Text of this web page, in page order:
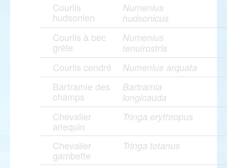
Courlis
hudsonien
Numenius
hudsonicus
Courlis à bec
grêle
Numenius
tenuirostris
Courlis cendré Numenius arquata
Bartramie des
champs
Bartramia
longicauda
Chevalier
arlequin
Tringa erythropus
Chevalier
gambette
Tringa totanus